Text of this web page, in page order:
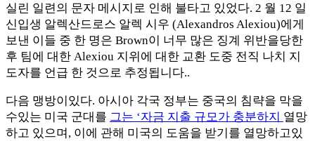
실린 일련의 문자 메시지로 인해 불타고 있었다. 2 월 12 일
신입생 알렉산드로스 알렉 시우 (Alexandros Alexiou)에게
보낸 이들 중 한 명은 Brown이 너무 많은 징계 위반을당한
후 팀에 대한 Alexiou 지위에 대한 교환 도중 전직 나치 지
도자를 언급 한 것으로 추정됩니다..
다음 맹방이있다. 아시아 각국 정부는 중국의 침략을 막을
수있는 미국 군대를 그는 ‘자금 지출 규모가 충분하지 열망
하고 있으며, 이에 관해 미국의 도움을 받기를 열망하고있